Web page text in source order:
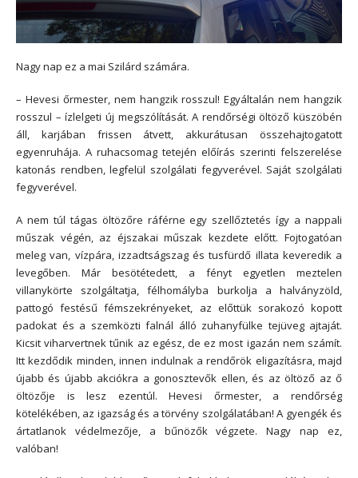
Nagy nap ez a mai Szilárd számára.
– Hevesi őrmester, nem hangzik rosszul! Egyáltalán nem hangzik
rosszul – ízlelgeti új megszólítását. A rendőrségi öltöző küszöbén
áll, karjában frissen átvett, akkurátusan összehajtogatott
egyenruhája. A ruhacsomag tetején előírás szerinti felszerelése
katonás rendben, legfelül szolgálati fegyverével. Saját szolgálati
fegyverével.
A nem túl tágas öltözőre ráférne egy szellőztetés így a nappali
műszak végén, az éjszakai műszak kezdete előtt. Fojtogatóan
meleg van, vízpára, izzadtságszag és tusfürdő illata keveredik a
levegőben. Már besötétedett, a fényt egyetlen meztelen
villanykörte szolgáltatja, félhomályba burkolja a halványzöld,
pattogó festésű fémszekrényeket, az előttük sorakozó kopott
padokat és a szemközti falnál álló zuhanyfülke tejüveg ajtaját.
Kicsit viharvertnek tűnik az egész, de ez most igazán nem számít.
Itt kezdődik minden, innen indulnak a rendőrök eligazításra, majd
újabb és újabb akciókra a gonosztevők ellen, és az öltöző az ő
öltözője is lesz ezentúl. Hevesi őrmester, a rendőrség
kötelékében, az igazság és a törvény szolgálatában! A gyengék és
ártatlanok védelmezője, a bűnözők végzete. Nagy nap ez,
valóban!